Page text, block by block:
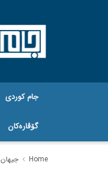
جام کوردی
گۆڤاره‌کان
Home جیهان